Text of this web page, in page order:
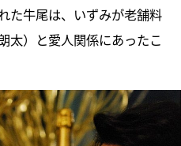
た牛尾は、いずみが老舗料
太）と愛人関係にあったこ